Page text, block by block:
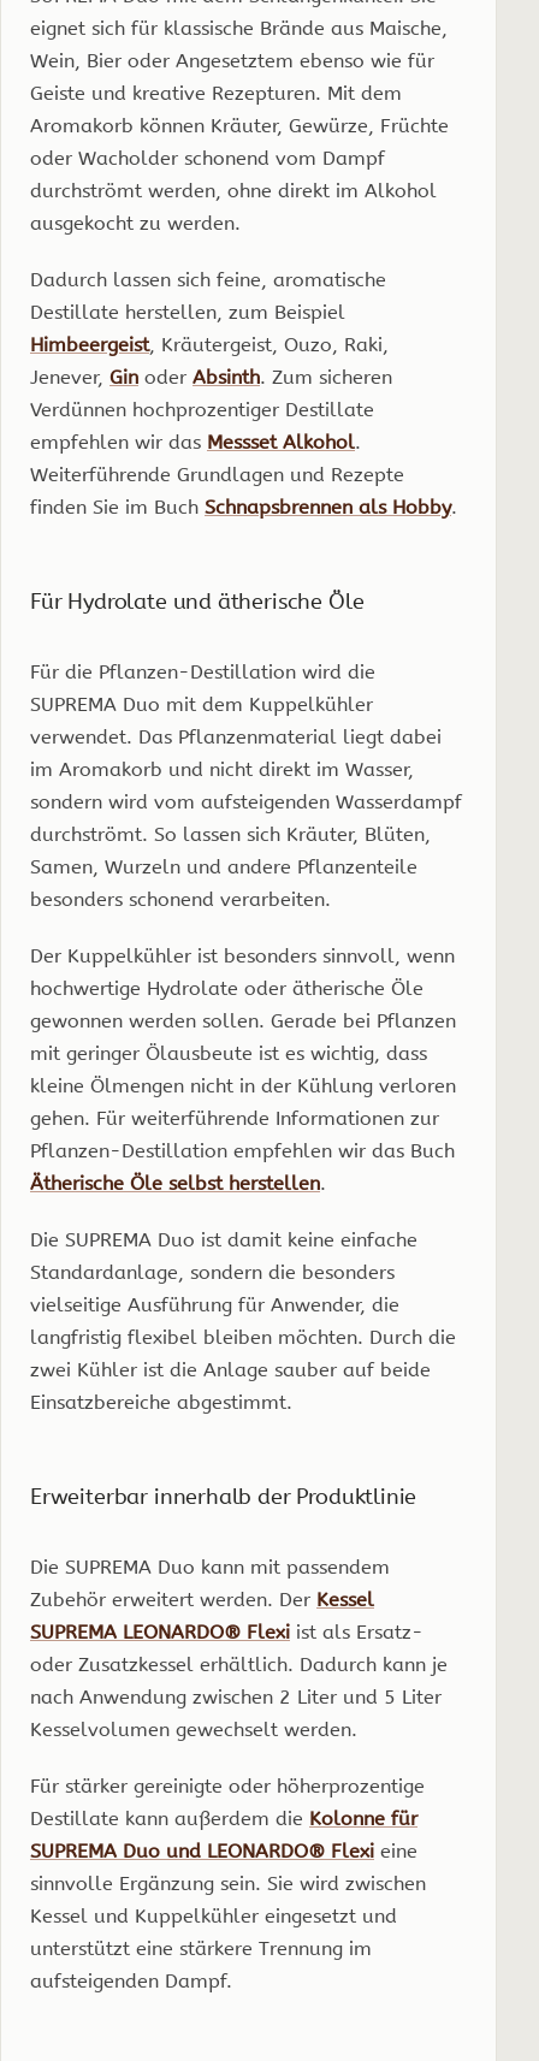
eignet sich für klassische Brände aus Maische,
Wein, Bier oder Angesetztem ebenso wie für
Geiste und kreative Rezepturen. Mit dem
Aromakorb können Kräuter, Gewürze, Früchte
oder Wacholder schonend vom Dampf
durchströmt werden, ohne direkt im Alkohol
ausgekocht zu werden.
Dadurch lassen sich feine, aromatische
Destillate herstellen, zum Beispiel
Himbeergeist, Kräutergeist, Ouzo, Raki,
Jenever, Gin oder Absinth. Zum sicheren
Verdünnen hochprozentiger Destillate
empfehlen wir das Messset Alkohol.
Weiterführende Grundlagen und Rezepte
finden Sie im Buch Schnapsbrennen als Hobby.
Für Hydrolate und ätherische Öle
Für die Pflanzen-Destillation wird die
SUPREMA Duo mit dem Kuppelkühler
verwendet. Das Pflanzenmaterial liegt dabei
im Aromakorb und nicht direkt im Wasser,
sondern wird vom aufsteigenden Wasserdampf
durchströmt. So lassen sich Kräuter, Blüten,
Samen, Wurzeln und andere Pflanzenteile
besonders schonend verarbeiten.
Der Kuppelkühler ist besonders sinnvoll, wenn
hochwertige Hydrolate oder ätherische Öle
gewonnen werden sollen. Gerade bei Pflanzen
mit geringer Ölausbeute ist es wichtig, dass
kleine Ölmengen nicht in der Kühlung verloren
gehen. Für weiterführende Informationen zur
Pflanzen-Destillation empfehlen wir das Buch
Ätherische Öle selbst herstellen.
Die SUPREMA Duo ist damit keine einfache
Standardanlage, sondern die besonders
vielseitige Ausführung für Anwender, die
langfristig flexibel bleiben möchten. Durch die
zwei Kühler ist die Anlage sauber auf beide
Einsatzbereiche abgestimmt.
Erweiterbar innerhalb der Produktlinie
Die SUPREMA Duo kann mit passendem
Zubehör erweitert werden. Der Kessel
SUPREMA LEONARDO® Flexi ist als Ersatz-
oder Zusatzkessel erhältlich. Dadurch kann je
nach Anwendung zwischen 2 Liter und 5 Liter
Kesselvolumen gewechselt werden.
Für stärker gereinigte oder höherprozentige
Destillate kann außerdem die Kolonne für
SUPREMA Duo und LEONARDO® Flexi eine
sinnvolle Ergänzung sein. Sie wird zwischen
Kessel und Kuppelkühler eingesetzt und
unterstützt eine stärkere Trennung im
aufsteigenden Dampf.